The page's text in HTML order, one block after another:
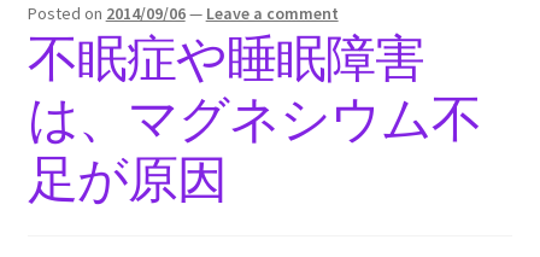
Posted on 2014/09/06— Leave a comment
不眠症や睡眠障害
は、マグネシウム不
足が原因